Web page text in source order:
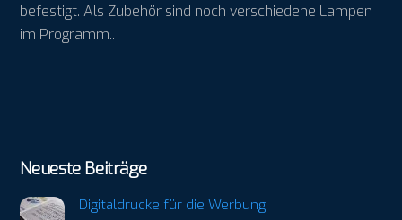
befestigt. Als Zubehör sind noch verschiedene Lampen
im Programm..
Neueste Beiträge
Digitaldrucke für die Werbung